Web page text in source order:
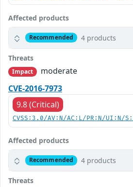
Affected products
Recommended 4 products
Threats
Impact
moderate
CVE-2016-7973
9.8 (Critical)
CVSS:3.0/AV:N/AC:L/PR:N/UI:N/
Affected products
Recommended 4 products
Threats